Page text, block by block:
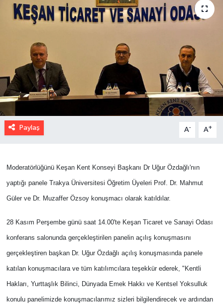
Paylaş A- A+
Moderatörlüğünü Keşan Kent Konseyi Başkanı Dr Uğur Özdağlı'nın
yaptığı panele Trakya Üniversitesi Öğretim Üyeleri Prof. Dr. Mahmut
Güler ve Dr. Muzaffer Özsoy konuşmacı olarak katıldılar.
28 Kasım Perşembe günü saat 14.00'te Keşan Ticaret ve Sanayi Odası
konferans salonunda gerçekleştirilen panelin açılış konuşmasını
gerçekleştiren başkan Dr. Uğur Özdağlı açılış konuşmasında panele
katılan konuşmacılara ve tüm katılımcılara teşekkür ederek, "Kentli
Hakları, Yurttaşlık Bilinci, Dünyada Emek Hakkı ve Kentsel Yoksulluk
konulu panelimizde konuşmacılarımız sizleri bilgilendirecek ve ardından